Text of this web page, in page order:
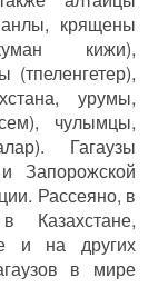
крящены
кижи),
(тпеленгетер),
урумы,
чулымцы,
Гагаузы
Запорожской
Рассеяно, в
Казахстане,
и на других
в мире